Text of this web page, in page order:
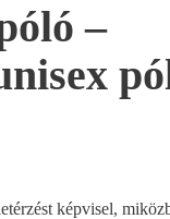
–
képvisel,